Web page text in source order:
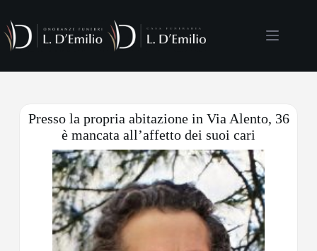
Presso la propria abitazione in Via Alento, 36
è mancata all’affetto dei suoi cari